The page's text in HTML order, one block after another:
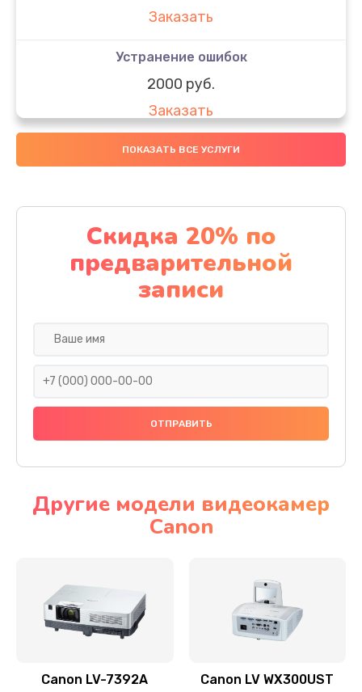
Заказать
Устранение ошибок
2000 руб.
Заказать
Ремонт после залития
Заказать
Ремонт электроплаты
1320 руб.
Заказать
Замена датчика
Замена дисплея
Замена кнопки
Заказать
ПОКАЗАТЬ ВСЕ УСЛУГИ
Скидка 20% по
предварительной
записи
Другие модели видеокамер
Canon
Canon LV-7392A Canon LV WX300UST